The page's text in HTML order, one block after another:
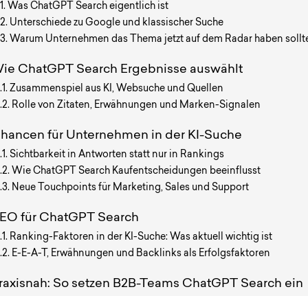
Was ChatGPT Search eigentlich ist
Unterschiede zu Google und klassischer Suche
Warum Unternehmen das Thema jetzt auf dem Radar haben
ChatGPT Search Ergebnisse auswählt
Zusammenspiel aus KI, Websuche und Quellen
Rolle von Zitaten, Erwähnungen und Marken-Signalen
für Unternehmen in der KI-Suche
Sichtbarkeit in Antworten statt nur in Rankings
Wie ChatGPT Search Kaufentscheidungen beeinflusst
Neue Touchpoints für Marketing, Sales und Support
für ChatGPT Search
Ranking-Faktoren in der KI-Suche: Was aktuell wichtig ist
E-E-A-T, Erwähnungen und Backlinks als Erfolgsfaktoren
So setzen B2B-Teams ChatGPT Search ein